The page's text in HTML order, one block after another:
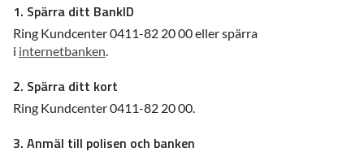
1. Spärra ditt BankID
Ring Kundcenter 0411-82 20 00 eller spärra
i internetbanken.
2. Spärra ditt kort
Ring Kundcenter 0411-82 20 00.
3. Anmäl till polisen och banken